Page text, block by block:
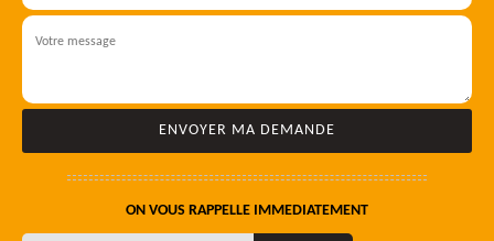
ON VOUS RAPPELLE IMMEDIATEMENT